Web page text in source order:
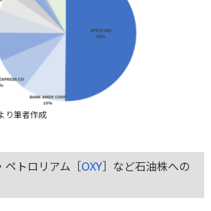
り筆者作成
ペトロリアム［OXY］など石油株への